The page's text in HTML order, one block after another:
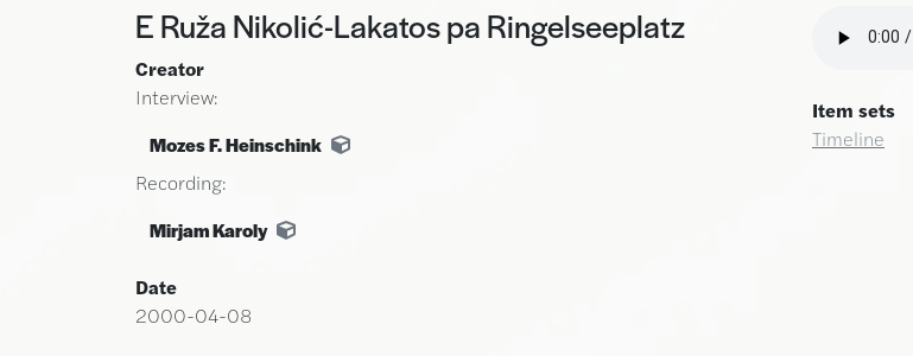
E Ruža Nikolić-Lakatos pa Ringelseeplatz
Creator
Interview:
Mozes F. Heinschink
Recording:
Mirjam Karoly
Date
2000-04-08
Item sets
Timeline